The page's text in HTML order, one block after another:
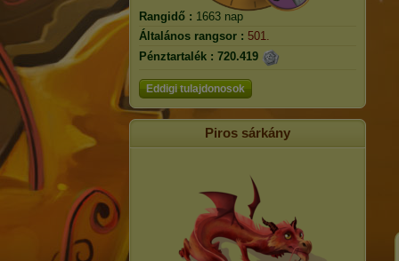
Rangidő : 1663 nap
Általános rangsor : 501.
Pénztartalék : 720.419
Eddigi tulajdonosok
Piros sárkány